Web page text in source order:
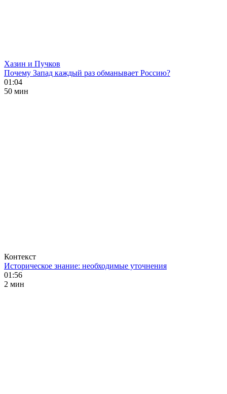
Хазин и Пучков
Почему Запад каждый раз обманывает Россию?
01:04
50 мин
Контекст
Историческое знание: необходимые уточнения
01:56
2 мин